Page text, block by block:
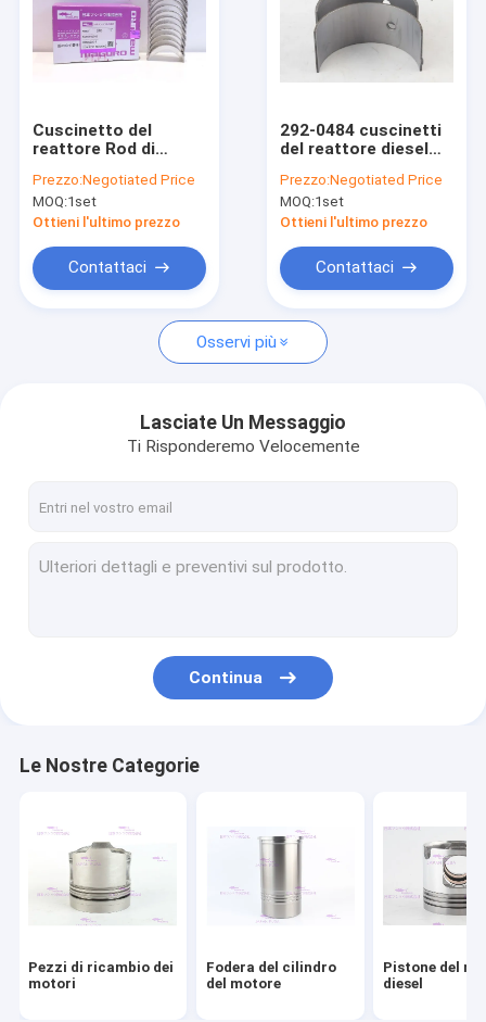
Mostra VR
Chi siamo
Contattaci
Richiedere un preventivo
Fodera del cilindro del motore
Pistone del motore diesel
Corredo della guarnizione del motore
Sostituzione del disco di frizione
Iniettore di combustibile diesel
Pompa dell'estrattore dell'olio
Cuscinetto del
reattore Rod di
34219-00500
Prezzo:Negotiated Price
MOQ:1set
Ottieni l'ultimo prezzo
Contattaci
292-0484 cuscinetti
del reattore diesel
Prezzo:Negotiated Price
MOQ:1set
Ottieni l'ultimo prezzo
Contattaci
Osservi più
Lasciate Un Messaggio
Ti Risponderemo Velocemente
Continua
Le Nostre Categorie
Pezzi di ricambio dei
motori
Fodera del cilindro
del motore
Pistone del
diesel